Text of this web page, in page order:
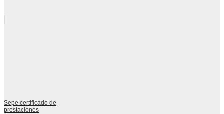
Sepe certificado de
prestaciones